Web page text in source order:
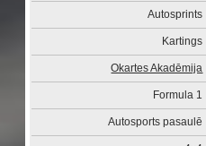
Autosprints
Kartings
Okartes Akadēmija
Formula 1
Autosports pasaulē